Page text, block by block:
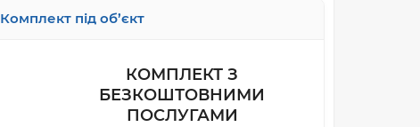
Комплект під об’єкт
КОМПЛЕКТ З
БЕЗКОШТОВНИМИ
ПОСЛУГАМИ